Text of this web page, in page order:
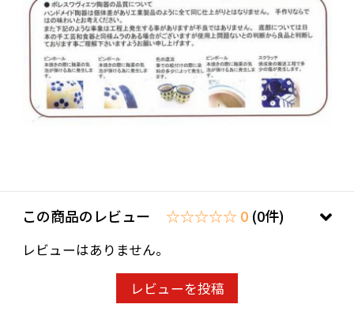
この商品のレビュー ☆☆☆☆☆ 0 (0件)
レビューはありません。
レビューを投稿